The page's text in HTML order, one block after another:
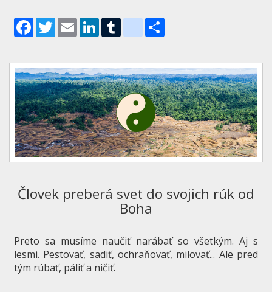
Facebook
TwitterEmailLinkedInTumblrblogger_post
Človek preberá svet do svojich rúk od
Boha
Preto sa musíme naučiť narábať so všetkým. Aj s
lesmi. Pestovať, sadiť, ochraňovať, milovať... Ale pred
tým rúbať, páliť a ničiť.